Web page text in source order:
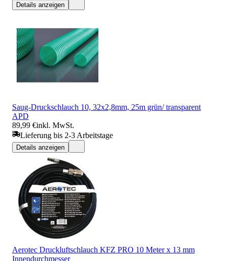
Details anzeigen
Saug-Druckschlauch 10, 32x2,8mm, 25m grün/ transparent
APD
89,99 €inkl. MwSt.
Lieferung bis 2-3 Arbeitstage
Details anzeigen
Aerotec Druckluftschlauch KFZ PRO 10 Meter x 13 mm
Innendurchmesser